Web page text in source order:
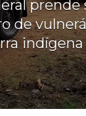
prende
de
indígena